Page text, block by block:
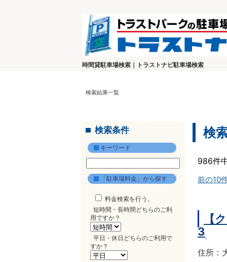
時間貸駐車場検索｜トラストナビ駐車場検索
検索結果一覧
検索条件
キーワード
「駐車場料金」から探す
料金検索を行う。
短時間・長時間どちらのご利
用ですか？
平日・休日どちらのご利用で
すか？
検
986件
前の10
【
3
住所：